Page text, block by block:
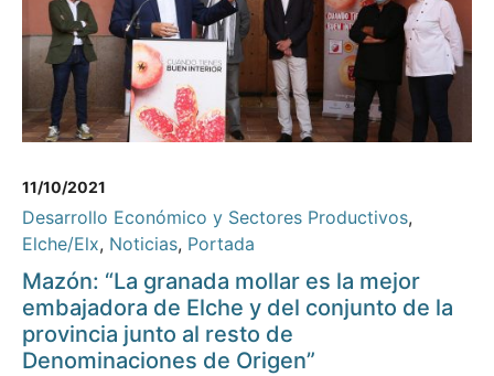
11/10/2021
Desarrollo Económico y Sectores Productivos,
Elche/Elx, Noticias, Portada
Mazón: “La granada mollar es la mejor
embajadora de Elche y del conjunto de la
provincia junto al resto de
Denominaciones de Origen”